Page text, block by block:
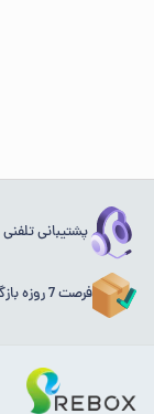
پشتیبانی تلفنی
فرصت 7 روزه بازگشت